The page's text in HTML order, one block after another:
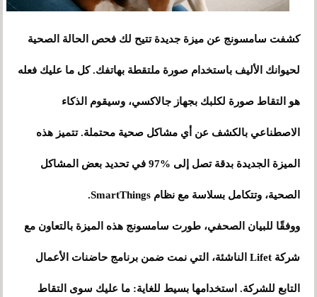
كشفت سامسونج عن ميزة جديدة تتيح لك فحص الحالة الصحية
لحيوانك الأليف باستخدام صورة ملتقطة بهاتفك. كل ما عليك فعله
هو التقاط صورة لكلبك بجهاز جالاكسي، وسيقوم الذكاء
الاصطناعي بالكشف عن أي مشاكل صحية محتملة. تتميز هذه
الميزة الجديدة بدقة تصل إلى %97 في تحديد بعض المشاكل
الصحية، وتتكامل بسلاسة مع نظام SmartThings.
ووفقًا للبيان الصحفي، طورت سامسونج هذه الميزة بالتعاون مع
شركة Lifet الناشئة، التي نمت ضمن برنامج حاضنات الأعمال
التابع للشركة. استخدامها بسيط للغاية: ما عليك سوى التقاط